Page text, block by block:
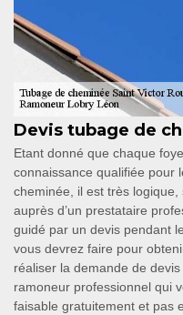
Devis tubage de
Etant donné que chaque
connaissance qualifiée pour
cheminée, il est très
auprès d’un prestataire
guidé par un devis pendant
vous devrez faire pour
réaliser la demande de
ramoneur professionnel qui
faisable gratuitement et pas